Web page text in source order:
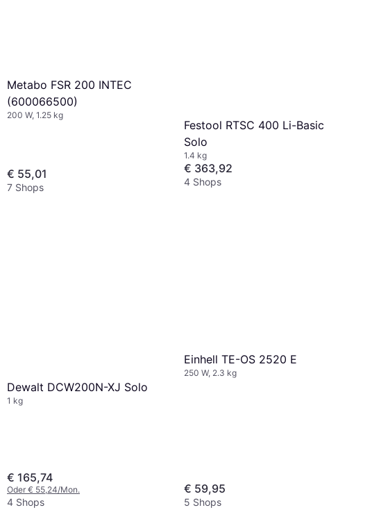
Metabo FSR 200 INTEC
(600066500)
200 W, 1.25 kg
€ 55,01
7 Shops
Festool RTSC 400 Li-Basic
Solo
1.4 kg
€ 363,92
4 Shops
Dewalt DCW200N-XJ Solo
1 kg
€ 165,74
Oder € 55,24/Mon.
4 Shops
Einhell TE-OS 2520 E
250 W, 2.3 kg
€ 59,95
5 Shops